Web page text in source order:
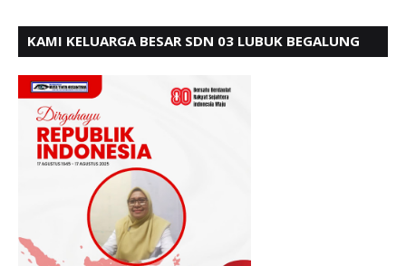
KAMI KELUARGA BESAR SDN 03 LUBUK BEGALUNG